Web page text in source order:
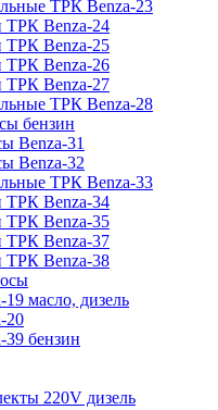
ТРК Benza-23
Benza-24
Benza-25
Benza-26
Benza-27
ТРК Benza-28
бензин
Benza-31
Benza-32
ТРК Benza-33
Benza-34
Benza-35
Benza-37
Benza-38
19 масло, дизель
20
39 бензин
220V дизель